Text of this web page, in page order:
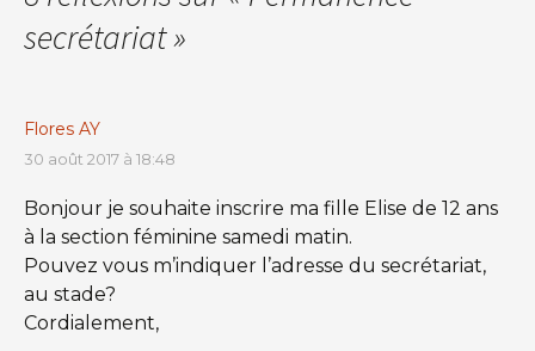
secrétariat»
Flores AY
30 août 2017 à 18:48
Bonjour je souhaite inscrire ma fille Elise de 12 ans
à la section féminine samedi matin.
Pouvez vous m’indiquer l’adresse du secrétariat,
au stade?
Cordialement,